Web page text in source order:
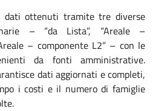
dati ottenuti tramite tre diverse
– “da Lista”, “Areale –
– componente L2” – con le
da fonti amministrative.
dati aggiornati e completi,
i costi e il numero di famiglie